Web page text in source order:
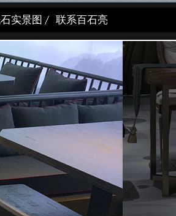
实景图 联系百石亮